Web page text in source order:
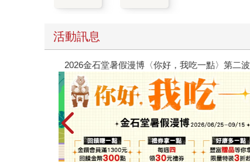
活動訊息
2026金石堂暑假漫博〈你好，我吃一點〉第二波